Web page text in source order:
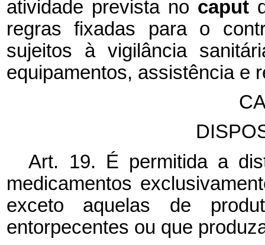
atividade prevista no caput
regras fixadas para o
sujeitos à vigilância
equipamentos, assistência e
Art. 19. É permitida a
medicamentos
exceto aquelas de
entorpecentes ou que